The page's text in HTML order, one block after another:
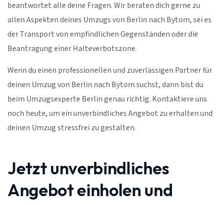
beantwortet alle deine Fragen. Wir beraten dich gerne zu
allen Aspekten deines Umzugs von Berlin nach Bytom, sei es
der Transport von empfindlichen Gegenständen oder die
Beantragung einer Halteverbotszone.
Wenn du einen professionellen und zuverlässigen Partner für
deinen Umzug von Berlin nach Bytom suchst, dann bist du
beim Umzugsexperte Berlin genau richtig. Kontaktiere uns
noch heute, um ein unverbindliches Angebot zu erhalten und
deinen Umzug stressfrei zu gestalten.
Jetzt unverbindliches
Angebot einholen und